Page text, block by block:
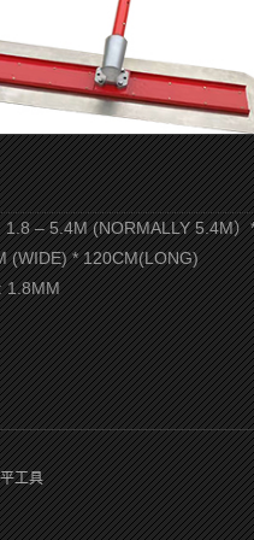
1.8 – 5.4M (NORMALLY 5.4M
(WIDE) * 120CM(LONG)
1.8MM
工具